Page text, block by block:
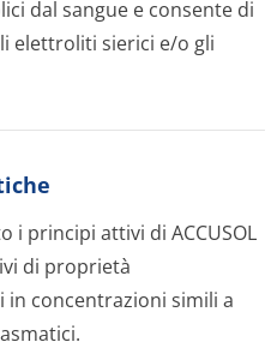
dal sangue e consente di
elettroliti sierici e/o gli
i principi attivi di ACCUSOL
di proprietà
in concentrazioni simili a